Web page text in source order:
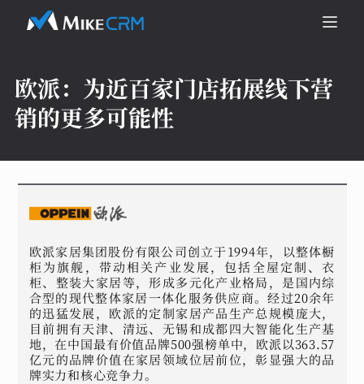
欧派： 为近百家门店拓展线下营
销的更多可能性
欧派家居集团股份有限公司创立于1994年，以整体橱
柜为旗舰，带动相关产业发展，包括全屋定制、衣
柜、整装大家居等，形成多元化产业格局，是国内综
合型的现代整体家居一体化服务供应商。经过20余年
的迅猛发展，欧派的定制家居产品生产总规模庞大，
目前拥有天津、清远、无锡和成都四大智能化生产基
地，在中国最有价值品牌500强榜单中，欧派以363.57
亿元的品牌价值在家居领域位居前位，彰显强大的品
牌实力和核心竞争力。